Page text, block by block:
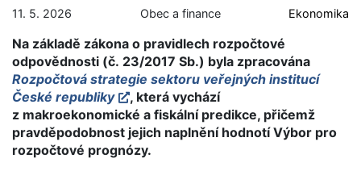
11. 5. 2026 Obec a finance Ekonomika
Na základě zákona o pravidlech rozpočtové
odpovědnosti (č. 23/2017 Sb.) byla zpracována
Rozpočtová strategie sektoru veřejných institucí
České republiky
, která vychází
z makroekonomické a fiskální predikce, přičemž
pravděpodobnost jejich naplnění hodnotí Výbor pro
rozpočtové prognózy.